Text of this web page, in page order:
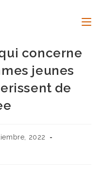
concerne
jeunes
de
2022